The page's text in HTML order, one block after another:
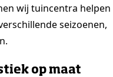
wij tuincentra helpen
seizoenen,
op maat